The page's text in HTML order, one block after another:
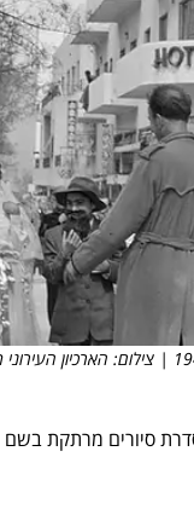
סיורים מרתקת בשם